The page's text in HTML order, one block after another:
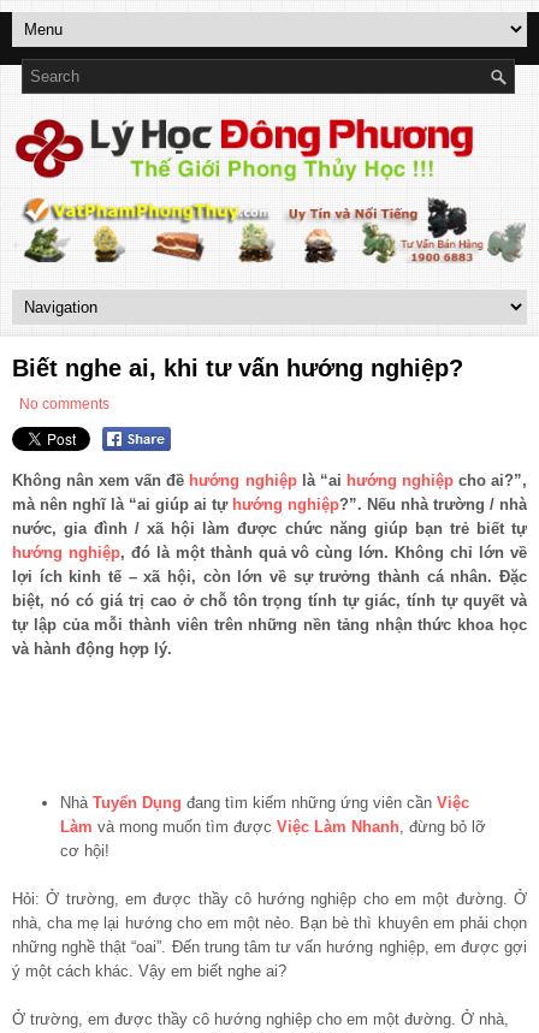
Biết nghe ai, khi tư vấn hướng nghiệp?
No comments
Không nân xem vấn đề hướng nghiệplà “ai hướng nghiệpcho ai?”,
mà nên nghĩ là “ai giúp ai tự hướng nghiệp?”. Nếu nhà trường / nhà
nước, gia đình / xã hội làm được chức năng giúp bạn trẻ biết tự
hướng nghiệp, đó là một thành quả vô cùng lớn. Không chỉ lớn về
lợi ích kinh tế – xã hội, còn lớn về sự trưởng thành cá nhân. Đặc
biệt, nó có giá trị cao ở chỗ tôn trọng tính tự giác, tính tự quyết và
tự lập của mỗi thành viên trên những nền tảng nhận thức khoa học
và hành động hợp lý.
Nhà Tuyển Dụng đang tìm kiếm những ứng viên cần Việc
Làm và mong muốn tìm được Việc Làm Nhanh, đừng bỏ lỡ
cơ hội!
Hỏi: Ở trường, em được thầy cô hướng nghiệp cho em một đường. Ở
nhà, cha mẹ lại hướng cho em một nẻo. Bạn bè thì khuyên em phải chọn
những nghề thật “oai”. Đến trung tâm tư vấn hướng nghiệp, em được gợi
ý một cách khác. Vậy em biết nghe ai?
Ở trường, em được thầy cô hướng nghiệp cho em một đường. Ở nhà,